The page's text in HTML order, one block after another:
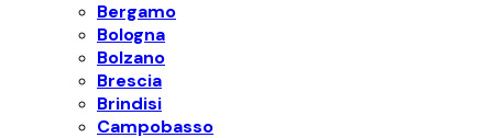
Bergamo
Bologna
Bolzano
Brescia
Brindisi
Campobasso